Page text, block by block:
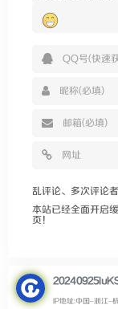
乱评论、多次评论
本站已经全面开启
页！
IP地址:中国–浙江–